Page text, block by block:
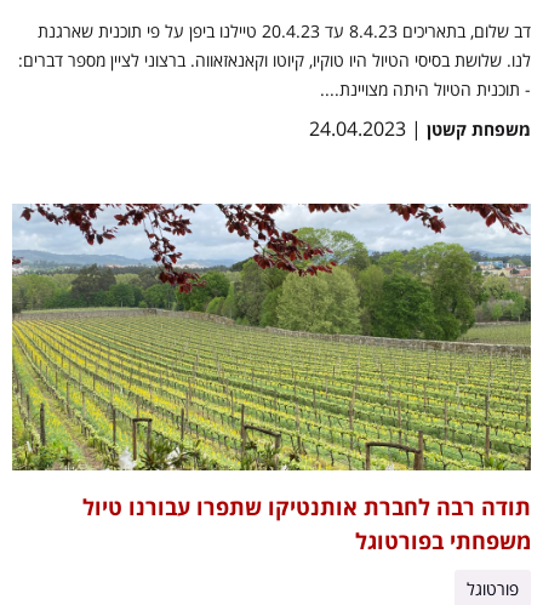
דב שלום, בתאריכים 8.4.23 עד 20.4.23 טיילנו ביפן על פי תוכנית שארגנת
לנו. שלושת בסיסי הטיול היו טוקיו, קיוטו וקאנאזאווה. ברצוני לציין מספר דברים:
- תוכנית הטיול היתה מצויינת....
משפחת קשטן | 24.04.2023
תודה רבה לחברת אותנטיקו שתפרו עבורנו טיול
משפחתי בפורטוגל
פורטוגל